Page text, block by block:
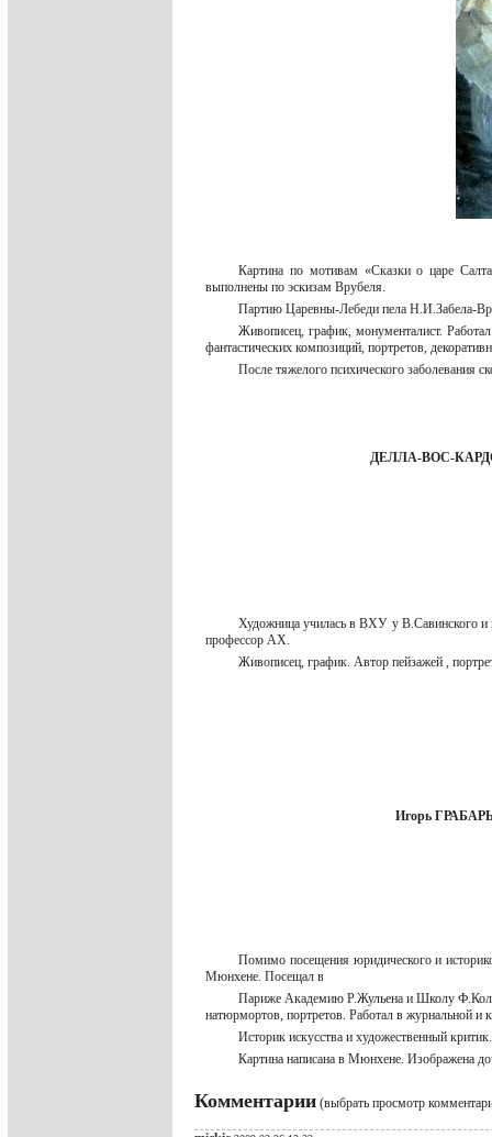
Картина по мотивам «Сказки о царе
выполнены по эскизам Врубеля.
Партию Царевны-Лебеди пела Н.И.Забела-
Живописец, график, монументалист.
фантастических композиций, портретов,
После тяжелого психического заболевания
ДЕЛЛА-ВОС-
Художница училась в ВХУ у В.Савинского
профессор АХ.
Живописец, график. Автор пейзажей ,
Игорь
Помимо посещения юридического и
Мюнхене. Посещал в
Париже Академию Р.Жульена и Школу
натюрмортов, портретов. Работал в журнальной
Историк искусства и художественный
Картина написана в Мюнхене. Изображена
Комментарии (выбрать просмотр